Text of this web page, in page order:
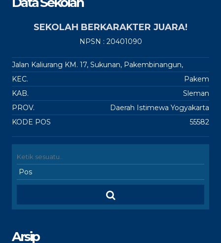
SEKOLAH BERKARAKTER JUARA!
NPSN : 20401090
Jalan Kaliurang KM. 17, Sukunan, Pakembinangun,
KEC.
Pakem
KAB.
Sleman
PROV.
Daerah Istimewa Yogyakarta
KODE POS
55582
Arsip